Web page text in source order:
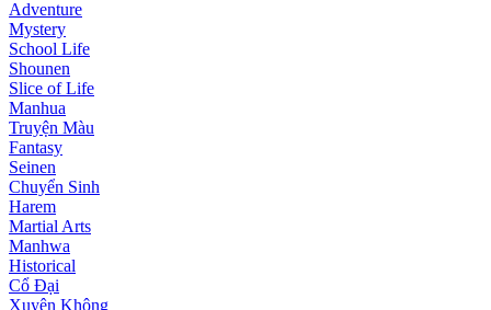
Adventure
Mystery
School Life
Shounen
Slice of Life
Manhua
Truyện Màu
Fantasy
Seinen
Chuyển Sinh
Harem
Martial Arts
Manhwa
Historical
Cổ Đại
Xuyên Không